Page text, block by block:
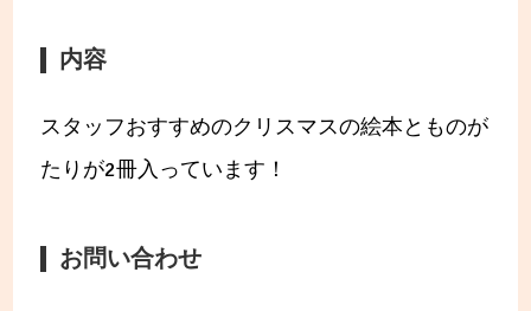
内容
スタッフおすすめのクリスマスの絵本とものが
たりが2冊入っています！
お問い合わせ